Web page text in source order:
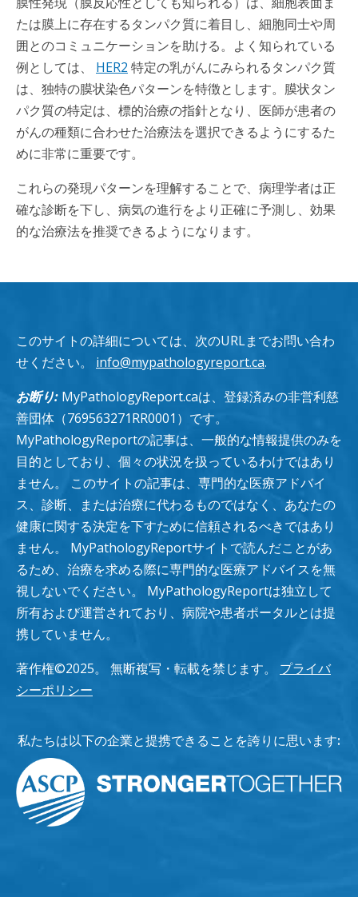
たは膜上に存在するタンパク質に着目し、細胞同士や周
囲とのコミュニケーションを助ける。よく知られている
例としては、 HER2 特定の乳がんにみられるタンパク質
は、独特の膜状染色パターンを特徴とします。膜状タン
パク質の特定は、標的治療の指針となり、医師が患者の
がんの種類に合わせた治療法を選択できるようにするた
めに非常に重要です。
これらの発現パターンを理解することで、病理学者は正
確な診断を下し、病気の進行をより正確に予測し、効果
的な治療法を推奨できるようになります。
このサイトの詳細については、次のURLまでお問い合わ
せください。 info@mypathologyreport.ca.
お断り: MyPathologyReport.caは、登録済みの非営利慈
善団体（769563271RR0001）です。
MyPathologyReportの記事は、一般的な情報提供のみを
目的としており、個々の状況を扱っているわけではあり
ません。 このサイトの記事は、専門的な医療アドバイ
ス、診断、または治療に代わるものではなく、あなたの
健康に関する決定を下すために信頼されるべきではあり
ません。 MyPathologyReportサイトで読んだことがあ
るため、治療を求める際に専門的な医療アドバイスを無
視しないでください。 MyPathologyReportは独立して
所有および運営されており、病院や患者ポータルとは提
携していません。
著作権©2025。 無断複写・転載を禁じます。 プライバ
シーポリシー
私たちは以下の企業と提携できることを誇りに思います: